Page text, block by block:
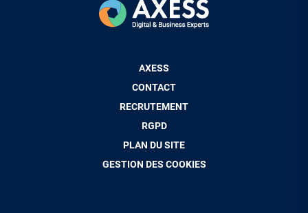
AXESS
CONTACT
RECRUTEMENT
RGPD
PLAN DU SITE
GESTION DES COOKIES